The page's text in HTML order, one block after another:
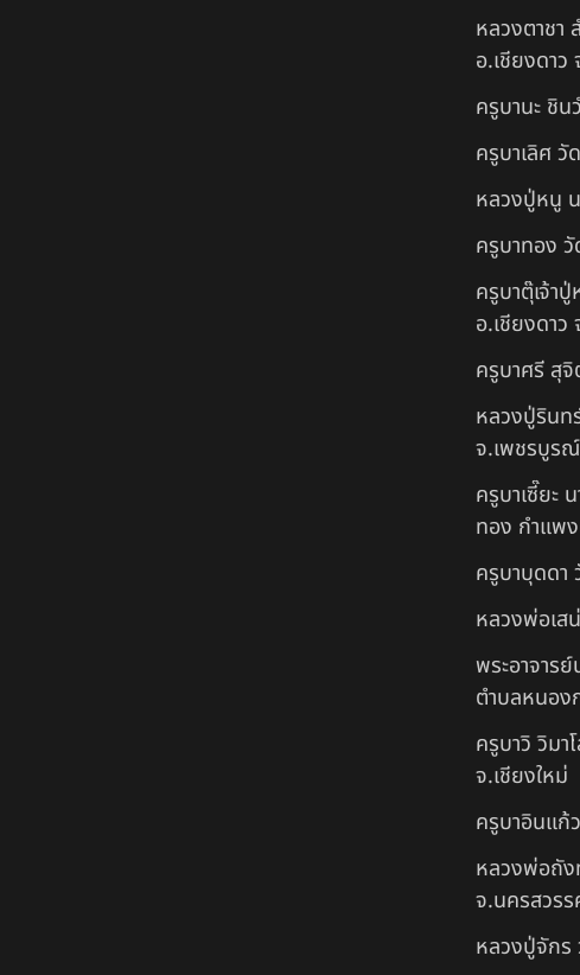
หลวงตาชา
อ.เชียงดาว
ครูบานะ ชิ
ครูบาเลิศ วั
หลวงปู่หนู
ครูบาทอง
ครูบาตุ๊เจ้า
อ.เชียงดาว
ครูบาศรี สุ
หลวงปู่รินท
จ.เพชรบูรณ์
ครูบาเซี๊ยะ
ทอง กำแพ
ครูบาบุดดา
หลวงพ่อเ
พระอาจาร
ตำบลหนอง
ครูบาวิ วิม
จ.เชียงใหม่
ครูบาอินแก้
หลวงพ่อถั
จ.นครสวร
หลวงปู่จักร